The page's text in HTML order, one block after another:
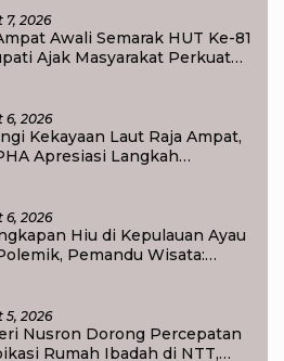
7, 2026
Awali Semarak HUT Ke-81
Ajak Masyarakat Perkuat
6, 2026
Kekayaan Laut Raja Ampat,
Apresiasi Langkah
6, 2026
Hiu di Kepulauan Ayau
Pemandu Wisata:
5, 2026
Nusron Dorong Percepatan
Rumah Ibadah di NTT,